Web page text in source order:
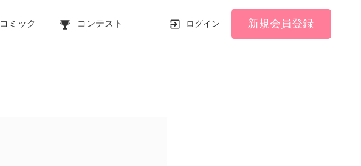
コミック コンテスト ログイン 新規会員登録